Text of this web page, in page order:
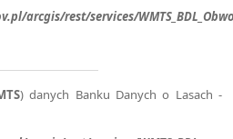
arcgis/rest/services/
) danych Banku Danych o Lasach -